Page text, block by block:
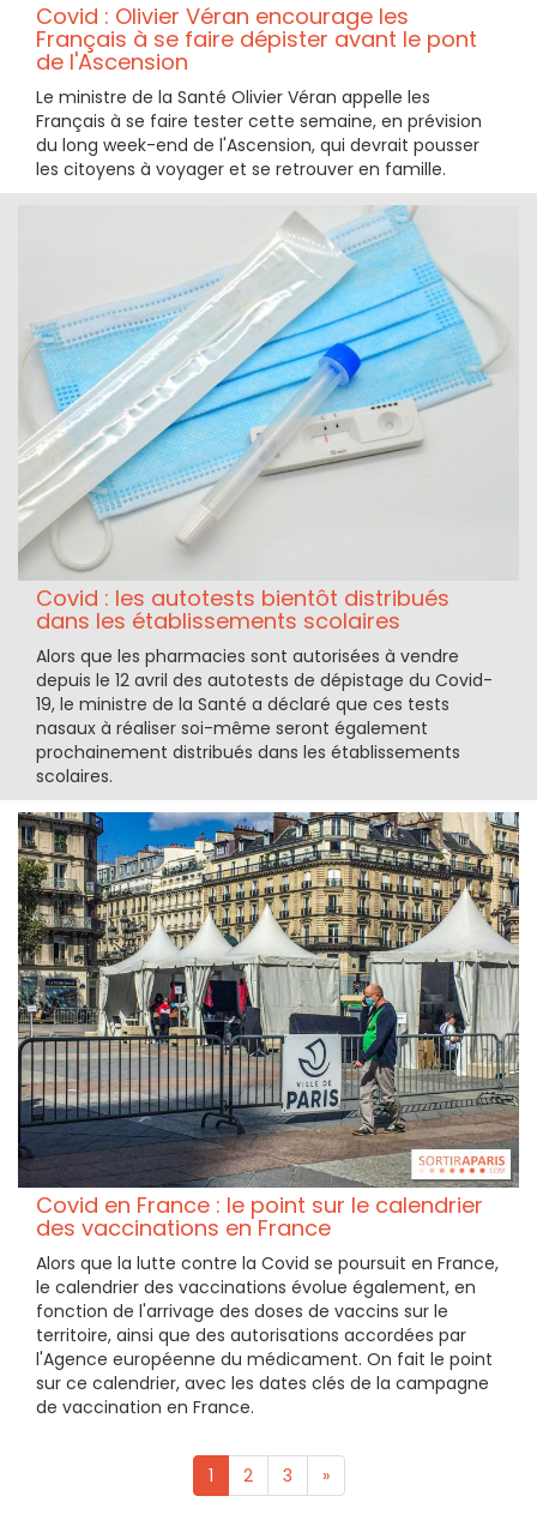
Covid : Olivier Véran encourage les
Français à se faire dépister avant le pont
de l'Ascension
Le ministre de la Santé Olivier Véran appelle les
Français à se faire tester cette semaine, en prévision
du long week-end de l'Ascension, qui devrait pousser
les citoyens à voyager et se retrouver en famille.
Covid : les autotests bientôt distribués
dans les établissements scolaires
Alors que les pharmacies sont autorisées à vendre
depuis le 12 avril des autotests de dépistage du Covid-
19, le ministre de la Santé a déclaré que ces tests
nasaux à réaliser soi-même seront également
prochainement distribués dans les établissements
scolaires.
Covid en France : le point sur le calendrier
des vaccinations en France
Alors que la lutte contre la Covid se poursuit en France,
le calendrier des vaccinations évolue également, en
fonction de l'arrivage des doses de vaccins sur le
territoire, ainsi que des autorisations accordées par
l'Agence européenne du médicament. On fait le point
sur ce calendrier, avec les dates clés de la campagne
de vaccination en France.
1 2 3 »